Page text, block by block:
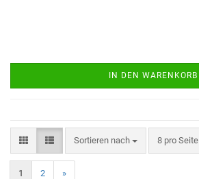
IN DEN WARENKORB
Sortieren nach 8 pro Seite
1 2 »